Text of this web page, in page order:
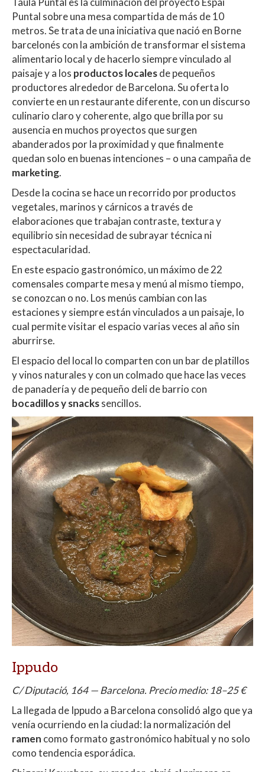
Puntal sobre una mesa compartida de más de 10
metros. Se trata de una iniciativa que nació en Borne
barcelonés con la ambición de transformar el sistema
alimentario local y de hacerlo siempre vinculado al
paisaje y a los productos localesde pequeños
productores alrededor de Barcelona. Su oferta lo
convierte en un restaurante diferente, con un discurso
culinario claro y coherente, algo que brilla por su
ausencia en muchos proyectos que surgen
abanderados por la proximidad y que finalmente
quedan solo en buenas intenciones – o una campaña de
marketing.
Desde la cocina se hace un recorrido por productos
vegetales, marinos y cárnicos a través de
elaboraciones que trabajan contraste, textura y
equilibrio sin necesidad de subrayar técnica ni
espectacularidad.
En este espacio gastronómico, un máximo de 22
comensales comparte mesa y menú al mismo tiempo,
se conozcan o no. Los menús cambian con las
estaciones y siempre están vinculados a un paisaje, lo
cual permite visitar el espacio varias veces al año sin
aburrirse.
El espacio del local lo comparten con un bar de platillos
y vinos naturales y con un colmado que hace las veces
de panadería y de pequeño deli de barrio con
bocadillos y snackssencillos.
Ippudo
C/ Diputació, 164 — Barcelona. Precio medio: 18–25 €
La llegada de Ippudo a Barcelona consolidó algo que ya
venía ocurriendo en la ciudad: la normalización del
ramen como formato gastronómico habitual y no solo
como tendencia esporádica.